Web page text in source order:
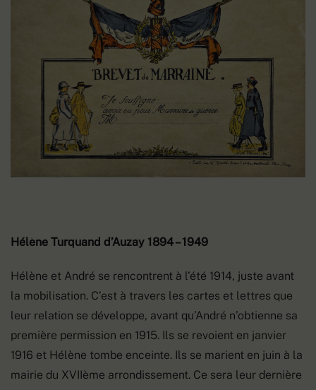
Hélène Turquand d’Auzay 1894 – 1949
Hélène et André se rencontrent à l’été 1914, juste avant
la mobilisation. C’est à travers les cartes et lettres que
leur relation se développe, avant qu’André n’obtienne sa
première permission en 1915. Ils se revoient en janvier
1916 et Hélène tombe enceinte. Ils se marient en juin à la
mairie du XVIIème arrondissement. Ce sera leur dernière